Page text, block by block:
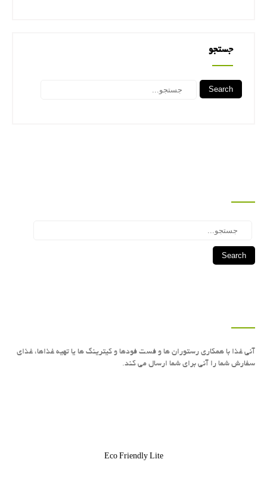
جستجو
Search
آنی غذا با همكاری رستوران ها و فست فودها و كیترینگ ها یا تهیه غذاها، غذای
سفارش شما را آنی برای شما ارسال می كند.
Eco Friendly Lite